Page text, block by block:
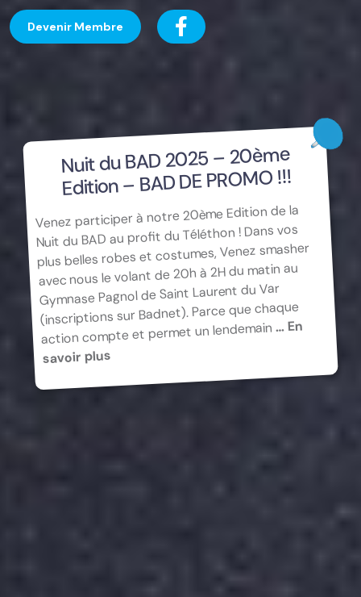
Devenir Membre
Nuit du BAD 2025 – 20ème
Edition – BAD DE PROMO !!!
Venez participer à notre 20ème Edition de la
Nuit du BAD au profit du Téléthon ! Dans vos
plus belles robes et costumes, Venez smasher
avec nous le volant de 20h à 2H du matin au
Gymnase Pagnol de Saint Laurent du Var
(inscriptions sur Badnet). Parce que chaque
action compte et permet un lendemain… En
savoir plus